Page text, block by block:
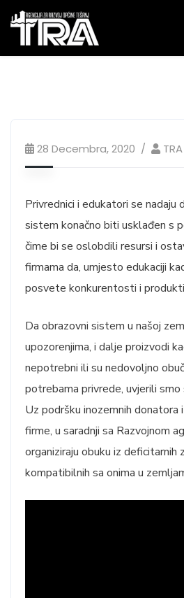
28 Decembra, 2020 TRA
Privrednici i edukatori se nadaju
sistem konačno biti usklađen s
čime bi se oslobdili resursi i
firmama da, umjesto edukaciji
posvete konkurentosti i
Da obrazovni sistem u našoj
upozorenjima, i dalje proizvodi
nepotrebni ili su nedovoljno
potrebama privrede, uvjerili smo
Uz podršku inozemnih donatora
firme, u saradnji sa Razvojnom
organiziraju obuku iz deficitarnih
kompatibilnih sa onima u